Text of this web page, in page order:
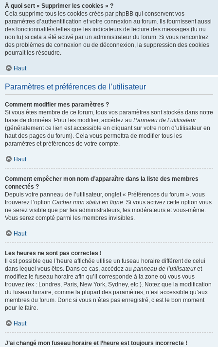
À quoi sert « Supprimer les cookies » ?
Cela supprime tous les cookies créés par phpBB qui conservent vos
paramètres d’authentification et votre connexion au forum. Ils fournissent aussi
des fonctionnalités telles que les indicateurs de lecture des messages (lu ou
non lu) si cela a été activé par un administrateur du forum. Si vous rencontrez
des problèmes de connexion ou de déconnexion, la suppression des cookies
pourrait les résoudre.
Haut
Paramètres et préférences de l’utilisateur
Comment modifier mes paramètres ?
Si vous êtes membre de ce forum, tous vos paramètres sont stockés dans notre
base de données. Pour les modifier, accédez au Panneau de l’utilisateur
(généralement ce lien est accessible en cliquant sur votre nom d’utilisateur en
haut des pages du forum). Cela vous permettra de modifier tous les
paramètres et préférences de votre compte.
Haut
Comment empêcher mon nom d’apparaître dans la liste des membres
connectés ?
Depuis votre panneau de l’utilisateur, onglet « Préférences du forum », vous
trouverez l’option Cacher mon statut en ligne. Si vous activez cette option vous
ne serez visible que par les administrateurs, les modérateurs et vous-même.
Vous serez compté parmi les membres invisibles.
Haut
Les heures ne sont pas correctes !
Il est possible que l’heure affichée utilise un fuseau horaire différent de celui
dans lequel vous êtes. Dans ce cas, accédez au panneau de l’utilisateuret
modifiez le fuseau horaire afin qu’il corresponde à la zone où vous vous
trouvez (ex : Londres, Paris, New York, Sydney, etc.). Notez que la modification
du fuseau horaire, comme la plupart des paramètres, n’est accessible qu’aux
membres du forum. Donc si vous n’êtes pas enregistré, c’est le bon moment
pour le faire.
Haut
J’ai changé mon fuseau horaire et l’heure est toujours incorrecte !